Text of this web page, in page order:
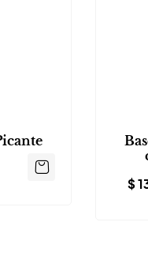
$